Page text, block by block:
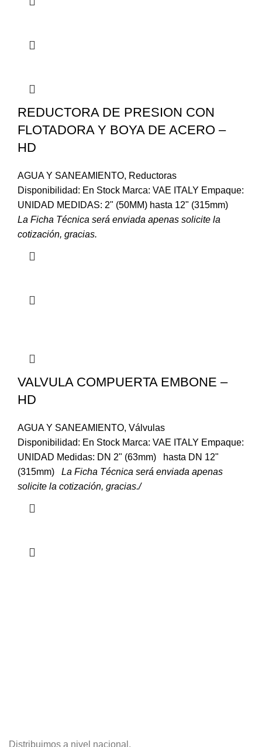
REDUCTORA DE PRESION CON
FLOTADORA Y BOYA DE ACERO –
HD
AGUA Y SANEAMIENTO, Reductoras
Disponibilidad: En Stock Marca: VAE ITALY Empaque:
UNIDAD MEDIDAS: 2" (50MM) hasta 12" (315mm)
La Ficha Técnica será enviada apenas solicite la
cotización, gracias.
VALVULA COMPUERTA EMBONE –
HD
AGUA Y SANEAMIENTO, Válvulas
Disponibilidad: En Stock Marca: VAE ITALY Empaque:
UNIDAD Medidas: DN 2" (63mm) hasta DN 12"
(315mm) La Ficha Técnica será enviada apenas
solicite la cotización, gracias./
Distribuimos a nivel nacional.